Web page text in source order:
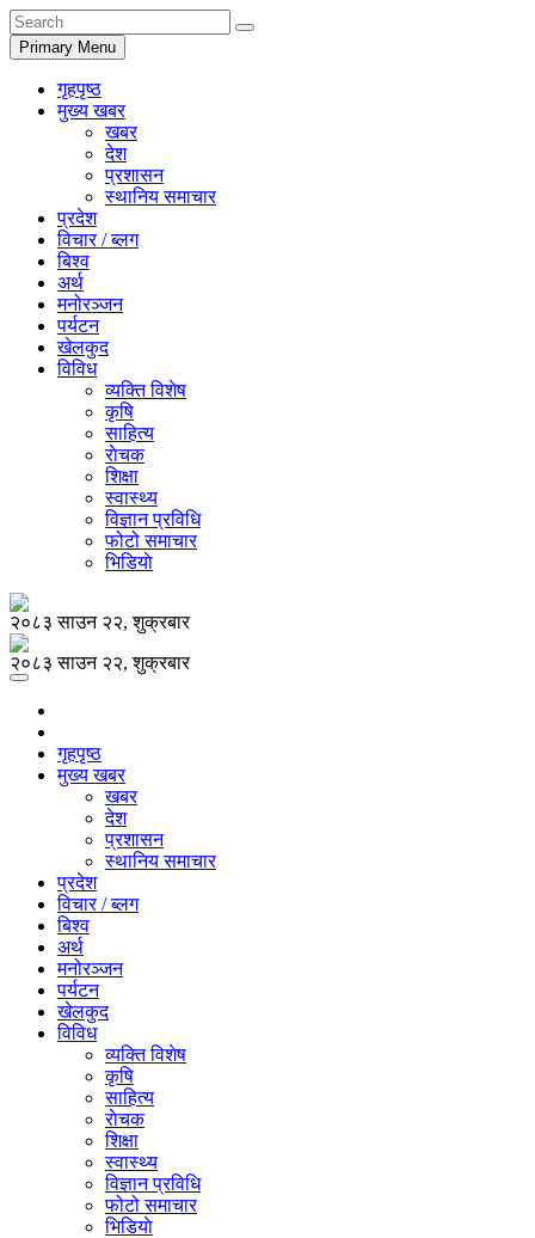
Primary Menu
गृहपृष्ठ
मुख्य खबर
खबर
देश
प्रशासन
स्थानिय समाचार
प्रदेश
विचार / ब्लग
बिश्व
अर्थ
मनोरञ्जन
पर्यटन
खेलकुद
विविध
व्यक्ति विशेष
कृषि
साहित्य
राेचक
शिक्षा
स्वास्थ्य
विज्ञान प्रविधि
फोटो समाचार
भिडियाे
२०८३ साउन २२, शुक्रबार
२०८३ साउन २२, शुक्रबार
गृहपृष्ठ
मुख्य खबर
खबर
देश
प्रशासन
स्थानिय समाचार
प्रदेश
विचार / ब्लग
बिश्व
अर्थ
मनोरञ्जन
पर्यटन
खेलकुद
विविध
व्यक्ति विशेष
कृषि
साहित्य
राेचक
शिक्षा
स्वास्थ्य
विज्ञान प्रविधि
फोटो समाचार
भिडियाे